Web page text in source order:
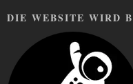
DIE WEBSITE WIRD